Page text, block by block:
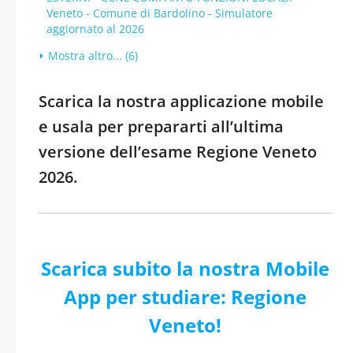
Veneto - Comune di Bardolino - Simulatore
aggiornato al 2026
Mostra altro... (6)
Scarica la nostra applicazione mobile
e usala per prepararti all’ultima
versione dell’esame Regione Veneto
2026.
Scarica subito la nostra Mobile
App per studiare: Regione
Veneto!